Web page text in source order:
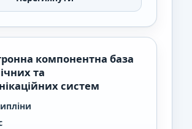
компонентна база
та
систем